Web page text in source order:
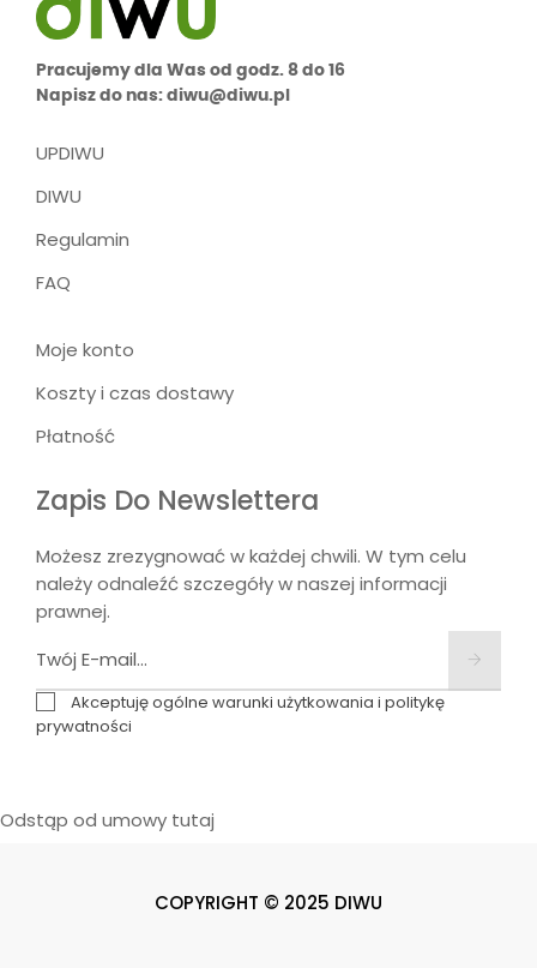
Pracujemy dla Was od godz. 8 do 16
Napisz do nas: diwu@diwu.pl
UPDIWU
DIWU
Regulamin
FAQ
Moje konto
Koszty i czas dostawy
Płatność
Zapis Do Newslettera
Możesz zrezygnować w każdej chwili. W tym celu
należy odnaleźć szczegóły w naszej informacji
prawnej.
Akceptuję ogólne warunki użytkowania i politykę
prywatności
Odstąp od umowy tutaj
COPYRIGHT © 2025 DIWU